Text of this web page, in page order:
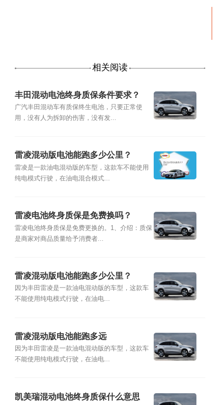
相关阅读
丰田混动电池终身质保条件要求？
广汽丰田混动车有质保终生电池，只要正常使
用，没有人为拆卸的伤害，没有发...
雷凌混动版电池能跑多少公里？
雷凌是一款油电混动版的车型，这款车不能使用
纯电模式行驶，在油电混合模式...
雷凌电池终身质保是免费换吗？
雷凌电池终身质保是免费更换的。1、介绍：质保
是商家对商品质量给予消费者...
雷凌混动版电池能跑多少公里？
因为丰田雷凌是一款油电混动版的车型，这款车
不能使用纯电模式行驶，在油电...
雷凌混动版电池能跑多远
因为丰田雷凌是一款油电混动版的车型，这款车
不能使用纯电模式行驶，在油电...
凯美瑞混动电池终身质保什么意思